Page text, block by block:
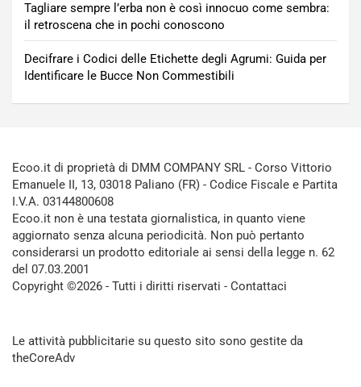
Tagliare sempre l’erba non è così innocuo come sembra:
il retroscena che in pochi conoscono
Decifrare i Codici delle Etichette degli Agrumi: Guida per
Identificare le Bucce Non Commestibili
Ecoo.it di proprietà di DMM COMPANY SRL - Corso Vittorio
Emanuele II, 13, 03018 Paliano (FR) - Codice Fiscale e Partita
I.V.A. 03144800608
Ecoo.it non è una testata giornalistica, in quanto viene
aggiornato senza alcuna periodicità. Non può pertanto
considerarsi un prodotto editoriale ai sensi della legge n. 62
del 07.03.2001
Copyright ©2026 - Tutti i diritti riservati - Contattaci
Le attività pubblicitarie su questo sito sono gestite da
theCoreAdv